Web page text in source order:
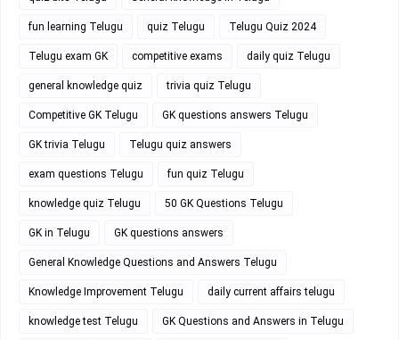
fun learning Telugu quiz Telugu Telugu Quiz 2024
Telugu exam GK competitive exams daily quiz Telugu
general knowledge quiz trivia quiz Telugu
Competitive GK Telugu GK questions answers Telugu
GK trivia Telugu Telugu quiz answers
exam questions Telugu fun quiz Telugu
knowledge quiz Telugu 50 GK Questions Telugu
GK in Telugu GK questions answers
General Knowledge Questions and Answers Telugu
Knowledge Improvement Telugu daily current affairs telugu
knowledge test Telugu GK Questions and Answers in Telugu